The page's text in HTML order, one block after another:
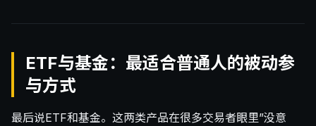
ETF与基金：最适合普通人的被动参
与方式
最后说ETF和基金。这两类产品在很多交易者眼里”没意